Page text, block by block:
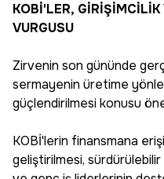
KOBİ'LER,
VURGUSU
Zirvenin son gününde
sermayenin üretime
güçlendirilmesi konusu öne
KOBİ'lerin finansmana
geliştirilmesi, sürdürülebilir